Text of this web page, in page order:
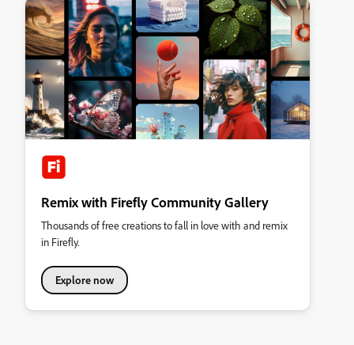
Remix with Firefly Community Gallery
Thousands of free creations to fall in love with and remix
in Firefly.
Explore now